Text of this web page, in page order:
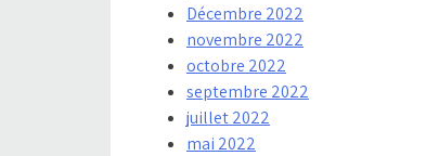
Décembre 2022
novembre 2022
octobre 2022
septembre 2022
juillet 2022
mai 2022